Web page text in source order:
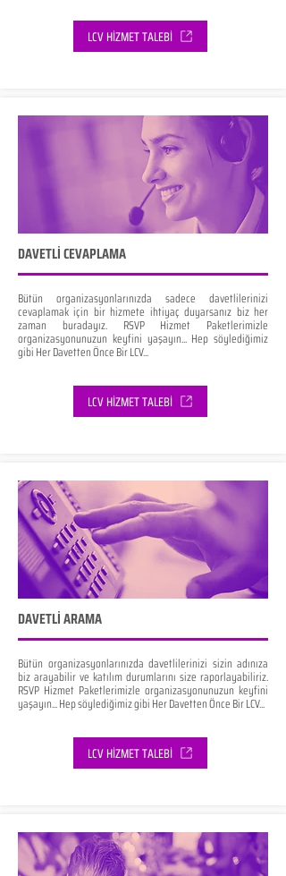
LCV HİZMET TALEBİ
DAVETLİ CEVAPLAMA
Bütün organizasyonlarınızda sadece davetlilerinizi
cevaplamak için bir hizmete ihtiyaç duyarsanız biz her
zaman buradayız. RSVP Hizmet Paketlerimizle
organizasyonunuzun keyfini yaşayın... Hep söylediğimiz
gibi Her Davetten Önce Bir LCV...
LCV HİZMET TALEBİ
DAVETLİ ARAMA
Bütün organizasyonlarınızda davetlilerinizi sizin adınıza
biz arayabilir ve katılım durumlarını size raporlayabiliriz.
RSVP Hizmet Paketlerimizle organizasyonunuzun keyfini
yaşayın... Hep söylediğimiz gibi Her Davetten Önce Bir LCV...
LCV HİZMET TALEBİ